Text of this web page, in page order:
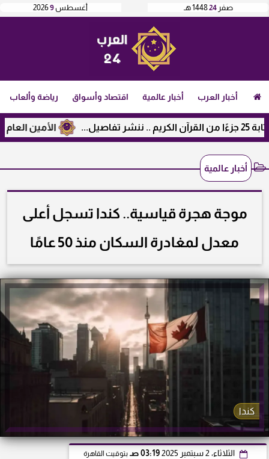
أغسطس9
2026 صفر 241448 هـ
أخبار العرب أخبار عالمية اقتصاد وأسواق رياضة وألعاب
الأمين العام
أخبار عالمية
موجة هجرة قياسية.. كندا تسجل أعلى
معدل لمغادرة السكان منذ 50 عامًا
كندا
الثلاثاء، 2 سبتمبر 2025 03:19 صـ بتوقيت القاهرة